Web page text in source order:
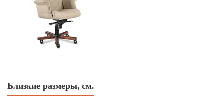
Близкие размеры, см.